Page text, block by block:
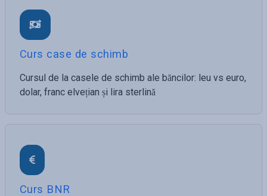
Curs case de schimb
Cursul de la casele de schimb ale băncilor: leu vs euro,
dolar, franc elvețian și lira sterlină
Curs BNR